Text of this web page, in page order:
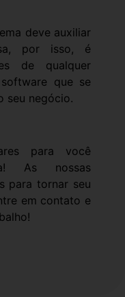
deve auxiliar
por isso, é
de qualquer
que se
seu negócio.
para você
As nossas
para tornar seu
em contato e